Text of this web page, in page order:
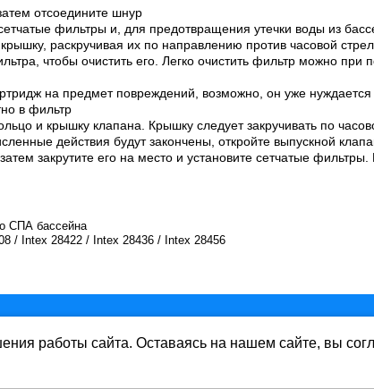
отсоедините шнур
фильтры и, для предотвращения утечки воды из
раскручивая их по направлению против часовой
чтобы очистить его. Легко очистить фильтр можно
на предмет повреждений, возможно, он уже
в фильтр
и крышку клапана. Крышку следует закручивать по
действия будут закончены, откройте выпускной
закрутите его на место и установите сетчатые
СПА бассейна
/ Intex 28422 / Intex 28436 / Intex 28456
www.mirbass.ru
бе разрешения запрещена. Все права защищены.
работы сайта. Оставаясь на нашем сайте, вы